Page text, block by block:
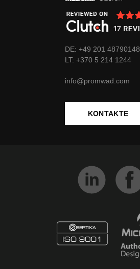
DE: +49 201 48790148
LT: +3705 214 1244
info@promwad.com
KONTAKTE